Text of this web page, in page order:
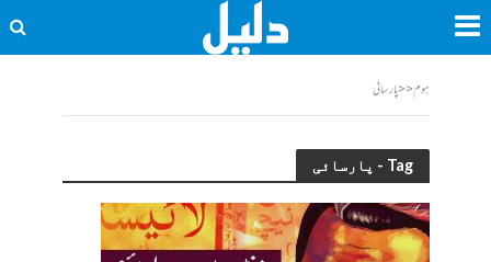
ہوم<<پارسائی
Tag - پارسائی